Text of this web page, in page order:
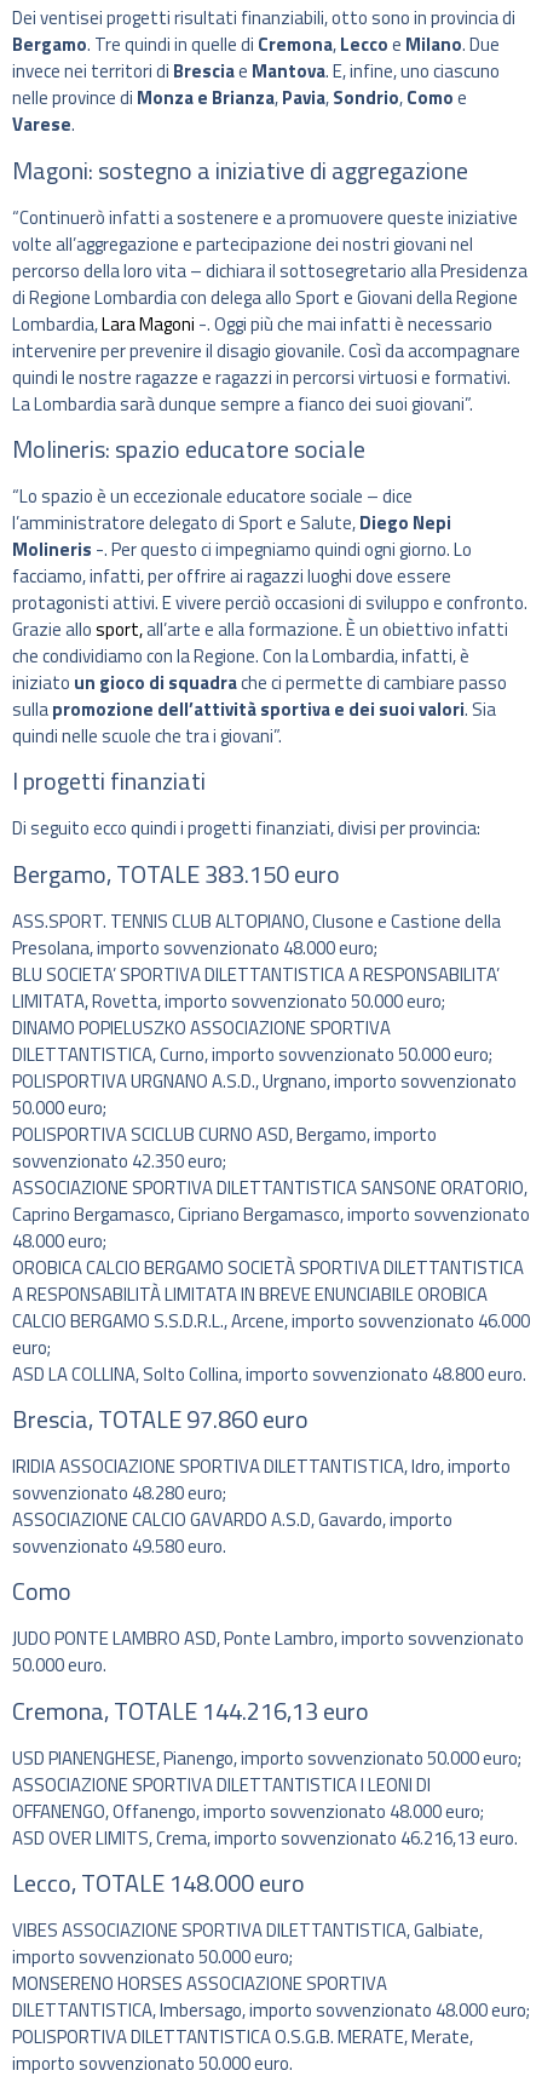
Dei ventisei progetti risultati finanziabili, otto sono in provincia di
Bergamo. Tre quindi in quelle di Cremona,Leccoe Milano. Due
invece nei territori di Bresciae Mantova. E, infine, uno ciascuno
nelle province di Monza e Brianza,Pavia,Sondrio,Comoe
Varese.
Magoni: sostegno a iniziative di aggregazione
“Continuerò infatti a sostenere e a promuovere queste iniziative
volte all’aggregazione e partecipazione dei nostri giovani nel
percorso della loro vita – dichiara il sottosegretario alla Presidenza
di Regione Lombardia con delega allo Sport e Giovani della Regione
Lombardia,Lara Magoni -. Oggi più che mai infatti è necessario
intervenire per prevenire il disagio giovanile. Così da accompagnare
quindi le nostre ragazze e ragazzi in percorsi virtuosi e formativi.
La Lombardia sarà dunque sempre a fianco dei suoi giovani”.
Molineris: spazio educatore sociale
“Lo spazio è un eccezionale educatore sociale – dice
l’amministratore delegato di Sport e Salute,Diego Nepi
Molineris -. Per questo ci impegniamo quindi ogni giorno. Lo
facciamo, infatti, per offrire ai ragazzi luoghi dove essere
protagonisti attivi. E vivere perciò occasioni di sviluppo e confronto.
Grazie allosport,all’arte e alla formazione. È un obiettivo infatti
che condividiamo con la Regione. Con la Lombardia, infatti, è
iniziato un gioco di squadrache ci permette di cambiare passo
sullapromozione dell’attività sportiva e dei suoi valori. Sia
quindi nelle scuole che tra i giovani”.
I progetti finanziati
Di seguito ecco quindi i progetti finanziati, divisi per provincia:
Bergamo, TOTALE 383.150 euro
ASS.SPORT. TENNIS CLUB ALTOPIANO, Clusone e Castione della
Presolana, importo sovvenzionato 48.000 euro;
BLU SOCIETA’ SPORTIVA DILETTANTISTICA A RESPONSABILITA’
LIMITATA, Rovetta, importo sovvenzionato 50.000 euro;
DINAMO POPIELUSZKO ASSOCIAZIONE SPORTIVA
DILETTANTISTICA, Curno, importo sovvenzionato 50.000 euro;
POLISPORTIVA URGNANO A.S.D., Urgnano, importo sovvenzionato
50.000 euro;
POLISPORTIVA SCICLUB CURNO ASD, Bergamo, importo
sovvenzionato 42.350 euro;
ASSOCIAZIONE SPORTIVA DILETTANTISTICA SANSONE ORATORIO,
Caprino Bergamasco, Cipriano Bergamasco, importo sovvenzionato
48.000 euro;
OROBICA CALCIO BERGAMO SOCIETÀ SPORTIVA DILETTANTISTICA
A RESPONSABILITÀ LIMITATA IN BREVE ENUNCIABILE OROBICA
CALCIO BERGAMO S.S.D.R.L., Arcene, importo sovvenzionato 46.000
euro;
ASD LA COLLINA, Solto Collina, importo sovvenzionato 48.800 euro.
Brescia, TOTALE 97.860 euro
IRIDIA ASSOCIAZIONE SPORTIVA DILETTANTISTICA, Idro, importo
sovvenzionato 48.280 euro;
ASSOCIAZIONE CALCIO GAVARDO A.S.D, Gavardo, importo
sovvenzionato 49.580 euro.
Como
JUDO PONTE LAMBRO ASD, Ponte Lambro, importo sovvenzionato
50.000 euro.
Cremona, TOTALE 144.216,13 euro
USD PIANENGHESE, Pianengo, importo sovvenzionato 50.000 euro;
ASSOCIAZIONE SPORTIVA DILETTANTISTICA I LEONI DI
OFFANENGO, Offanengo, importo sovvenzionato 48.000 euro;
ASD OVER LIMITS, Crema, importo sovvenzionato 46.216,13 euro.
Lecco, TOTALE 148.000 euro
VIBES ASSOCIAZIONE SPORTIVA DILETTANTISTICA, Galbiate,
importo sovvenzionato 50.000 euro;
MONSERENO HORSES ASSOCIAZIONE SPORTIVA
DILETTANTISTICA, Imbersago, importo sovvenzionato 48.000 euro;
POLISPORTIVA DILETTANTISTICA O.S.G.B. MERATE, Merate,
importo sovvenzionato 50.000 euro.